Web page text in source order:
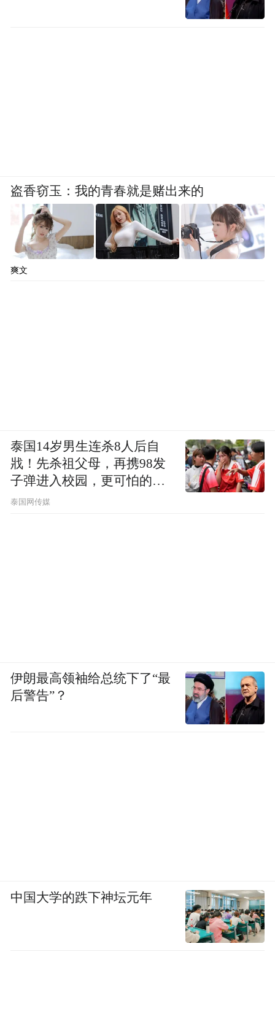
盗香窃玉：我的青春就是赌出来的
爽文
泰国14岁男生连杀8人后自
戕！先杀祖父母，再携98发
子弹进入校园，更可怕的细
节公布了
泰国网传媒
伊朗最高领袖给总统下了“最
后警告”？
中国大学的跌下神坛元年